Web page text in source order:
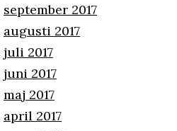
september 2017
augusti 2017
juli 2017
juni 2017
maj 2017
april 2017